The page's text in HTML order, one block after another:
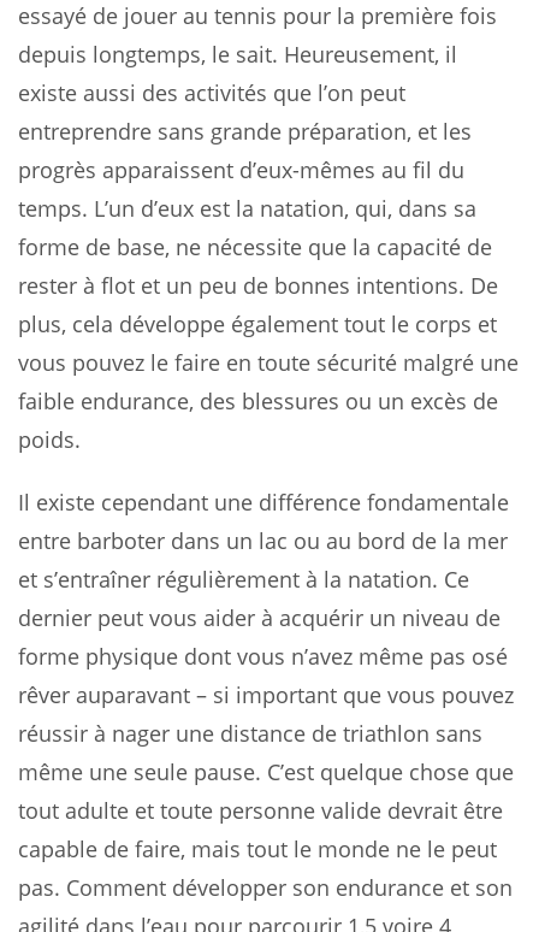
essayé de jouer au tennis pour la première fois
depuis longtemps, le sait. Heureusement, il
existe aussi des activités que l’on peut
entreprendre sans grande préparation, et les
progrès apparaissent d’eux-mêmes au fil du
temps. L’un d’eux est la natation, qui, dans sa
forme de base, ne nécessite que la capacité de
rester à flot et un peu de bonnes intentions. De
plus, cela développe également tout le corps et
vous pouvez le faire en toute sécurité malgré une
faible endurance, des blessures ou un excès de
poids.
Il existe cependant une différence fondamentale
entre barboter dans un lac ou au bord de la mer
et s’entraîner régulièrement à la natation. Ce
dernier peut vous aider à acquérir un niveau de
forme physique dont vous n’avez même pas osé
rêver auparavant – si important que vous pouvez
réussir à nager une distance de triathlon sans
même une seule pause. C’est quelque chose que
tout adulte et toute personne valide devrait être
capable de faire, mais tout le monde ne le peut
pas. Comment développer son endurance et son